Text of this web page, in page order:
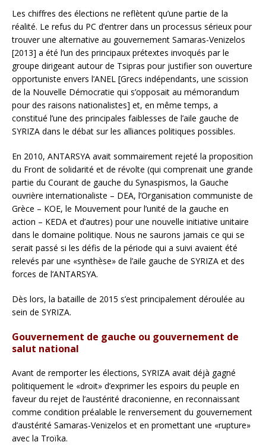
Les chiffres des élections ne reflètent qu’une partie de la
réalité. Le refus du PC d’entrer dans un processus sérieux pour
trouver une alternative au gouvernement Samaras-Venizelos
[2013] a été l’un des principaux prétextes invoqués par le
groupe dirigeant autour de Tsipras pour justifier son ouverture
opportuniste envers l’ANEL [Grecs indépendants, une scission
de la Nouvelle Démocratie qui s’opposait au mémorandum
pour des raisons nationalistes] et, en même temps, a
constitué l’une des principales faiblesses de l’aile gauche de
SYRIZA dans le débat sur les alliances politiques possibles.
En 2010, ANTARSYA avait sommairement rejeté la proposition
du Front de solidarité et de révolte (qui comprenait une grande
partie du Courant de gauche du Synaspismos, la Gauche
ouvrière internationaliste – DEA, l’Organisation communiste de
Grèce – KOE, le Mouvement pour l’unité de la gauche en
action – KEDA et d’autres) pour une nouvelle initiative unitaire
dans le domaine politique. Nous ne saurons jamais ce qui se
serait passé si les défis de la période qui a suivi avaient été
relevés par une «synthèse» de l’aile gauche de SYRIZA et des
forces de l’ANTARSYA.
Dès lors, la bataille de 2015 s’est principalement déroulée au
sein de SYRIZA.
Gouvernement de gauche ou gouvernement de
salut national
Avant de remporter les élections, SYRIZA avait déjà gagné
politiquement le «droit» d’exprimer les espoirs du peuple en
faveur du rejet de l’austérité draconienne, en reconnaissant
comme condition préalable le renversement du gouvernement
d’austérité Samaras-Venizelos et en promettant une «rupture»
avec la Troïka.